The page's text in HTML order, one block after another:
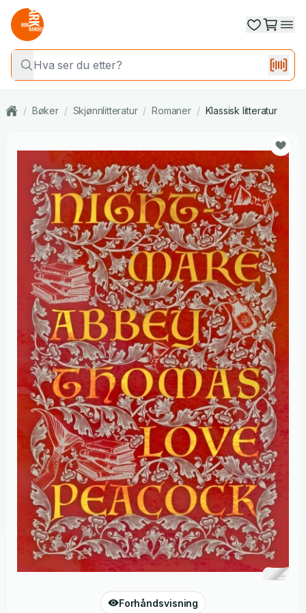
/ Bøker / Skjønnlitteratur / Romaner / Klassisk litteratur
Forhåndsvisning